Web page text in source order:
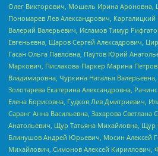
Олег Викторович, Мошель Ирина Ароновна,
Пономарев Лев Александрович,
Валерий Валерьевич, Исламов Тимур
Евгеньевна, Щаров Сергей Алексадрович,
Гасан Ольга Павловна, Паутов Юрий
Маркович, Пислакова-Паркер Марина
Владимировна, Чуркина Наталья
Золотарева Екатерина Александровна,
Елена Борисовна, Гудков Лев Дмитриевич,
Саранг Анна Васильевна, Захарова Светлана
Анатольевич, Щур Татьяна Михайловна, Щур
Блинушов Андрей Юрьевич, Мосин Алексей
Михайлович, Симонов Алексей Кириллович,